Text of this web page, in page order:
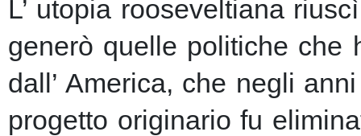
L’ utopia rooseveltiana
generò quelle politiche che
dall’ America, che negli
progetto originario fu